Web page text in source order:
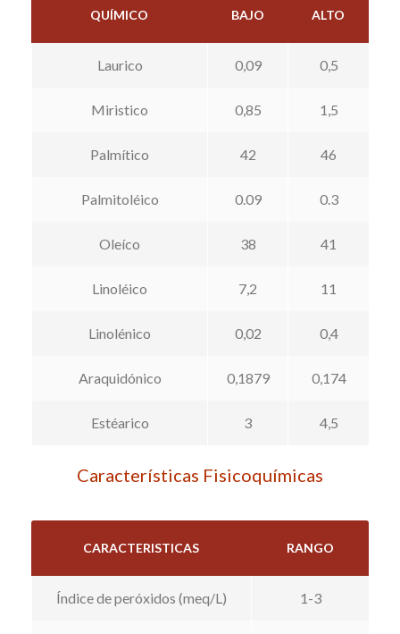
QUÍMICO
BAJO
ALTO
Laurico 0,09 0,5
Miristico 0,85 1,5
Palmítico 42 46
Palmitoléico 0.09 0.3
Oleíco 38 41
Linoléico 7,2 11
Linolénico 0,02 0,4
Araquidónico 0,1879 0,174
Estéarico 3 4,5
Características Fisicoquímicas
CARACTERISTICAS RANGO
Índice de peróxidos (meq/L) 1-3